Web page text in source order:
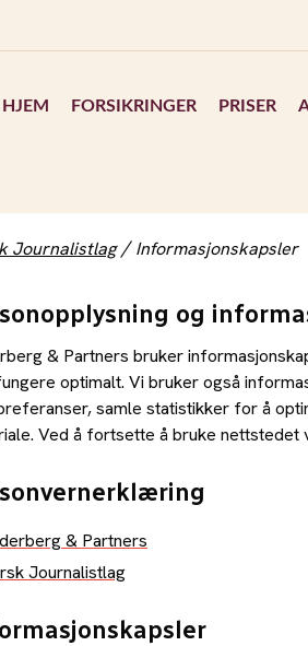
HJEM FORSIKRINGER PRISER
Journalistlag Informasjonskapsler
og
& Partners bruker
optimalt. Vi bruker også
samle statistikker for å
Ved å fortsette å bruke nettstedet
& Partners
Journalistlag